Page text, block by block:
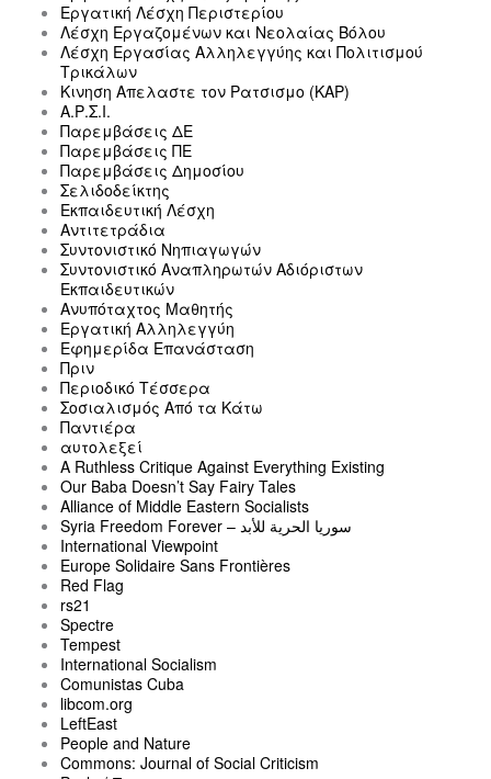
Εργατική Λέσχη Περιστερίου
Λέσχη Εργαζομένων και Νεολαίας Βόλου
Λέσχη Εργασίας Αλληλεγγύης και Πολιτισμού
Τρικάλων
Κινηση Απελαστε τον Ρατσισμο (ΚΑΡ)
Α.Ρ.Σ.Ι.
Παρεμβάσεις ΔΕ
Παρεμβάσεις ΠΕ
Παρεμβάσεις Δημοσίου
Σελιδοδείκτης
Εκπαιδευτική Λέσχη
Αντιτετράδια
Συντονιστικό Νηπιαγωγών
Συντονιστικό Αναπληρωτών Αδιόριστων
Εκπαιδευτικών
Ανυπόταχτος Μαθητής
Εργατική Αλληλεγγύη
Εφημερίδα Επανάσταση
Πριν
Περιοδικό Τέσσερα
Σοσιαλισμός Από τα Κάτω
Παντιέρα
αυτολεξεί
A Ruthless Critique Against Everything Existing
Our Baba Doesn’t Say Fairy Tales
Alliance of Middle Eastern Socialists
Syria Freedom Forever – سوريا الحرية للأبد
International Viewpoint
Europe Solidaire Sans Frontières
Red Flag
rs21
Spectre
Tempest
International Socialism
Comunistas Cuba
libcom.org
LeftEast
People and Nature
Commons: Journal of Social Criticism